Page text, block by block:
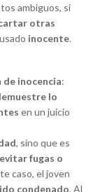
ambiguos, si
otras
inocente.
inocencia:
lo
en un juicio
, sino que es
evitar fugas o
caso, el joven
condenado. Al